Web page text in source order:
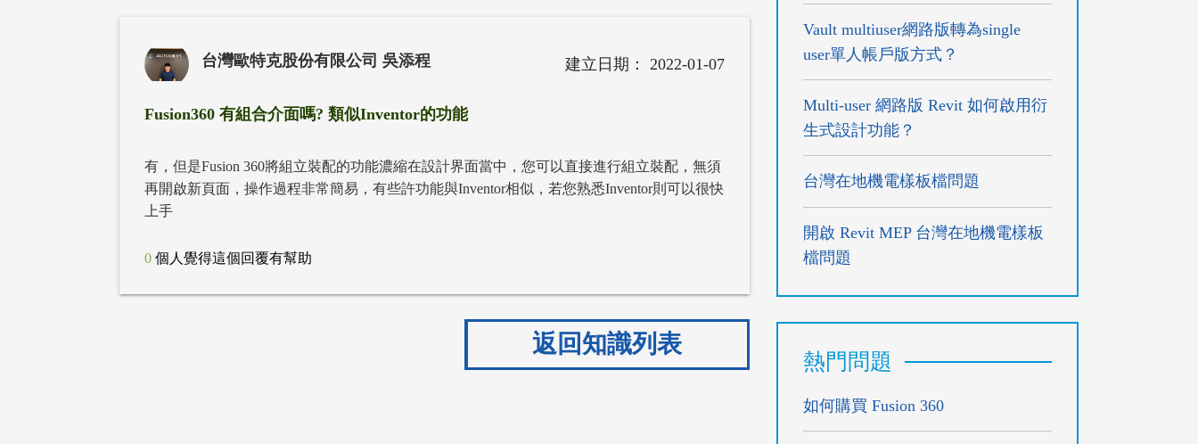
台灣歐特克股份有限公司 吳添程 2022-01-07
Fusion360 有組合介面嗎? 類似Inventor的功能
有，但是Fusion 360將組立裝配的功能濃縮在設計界面當中，您可以直接進行組立裝配，無須
再開啟新頁面，操作過程非常簡易，有些許功能與Inventor相似，若您熟悉Inventor則可以很快
上手
0
返回知識列表
Vault multiuser網路版轉為single
user單人帳戶版方式？
Multi-user 網路版 Revit 如何啟用衍
生式設計功能？
台灣在地機電樣板檔問題
開啟 Revit MEP 台灣在地機電樣板
檔問題
熱門問題
如何購買 Fusion 360